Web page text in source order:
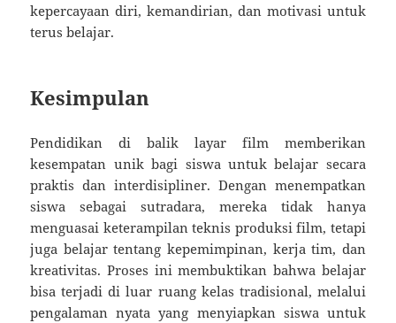
kepercayaan diri, kemandirian, dan motivasi untuk
terus belajar.
Kesimpulan
Pendidikan di balik layar film memberikan
kesempatan unik bagi siswa untuk belajar secara
praktis dan interdisipliner. Dengan menempatkan
siswa sebagai sutradara, mereka tidak hanya
menguasai keterampilan teknis produksi film, tetapi
juga belajar tentang kepemimpinan, kerja tim, dan
kreativitas. Proses ini membuktikan bahwa belajar
bisa terjadi di luar ruang kelas tradisional, melalui
pengalaman nyata yang menyiapkan siswa untuk